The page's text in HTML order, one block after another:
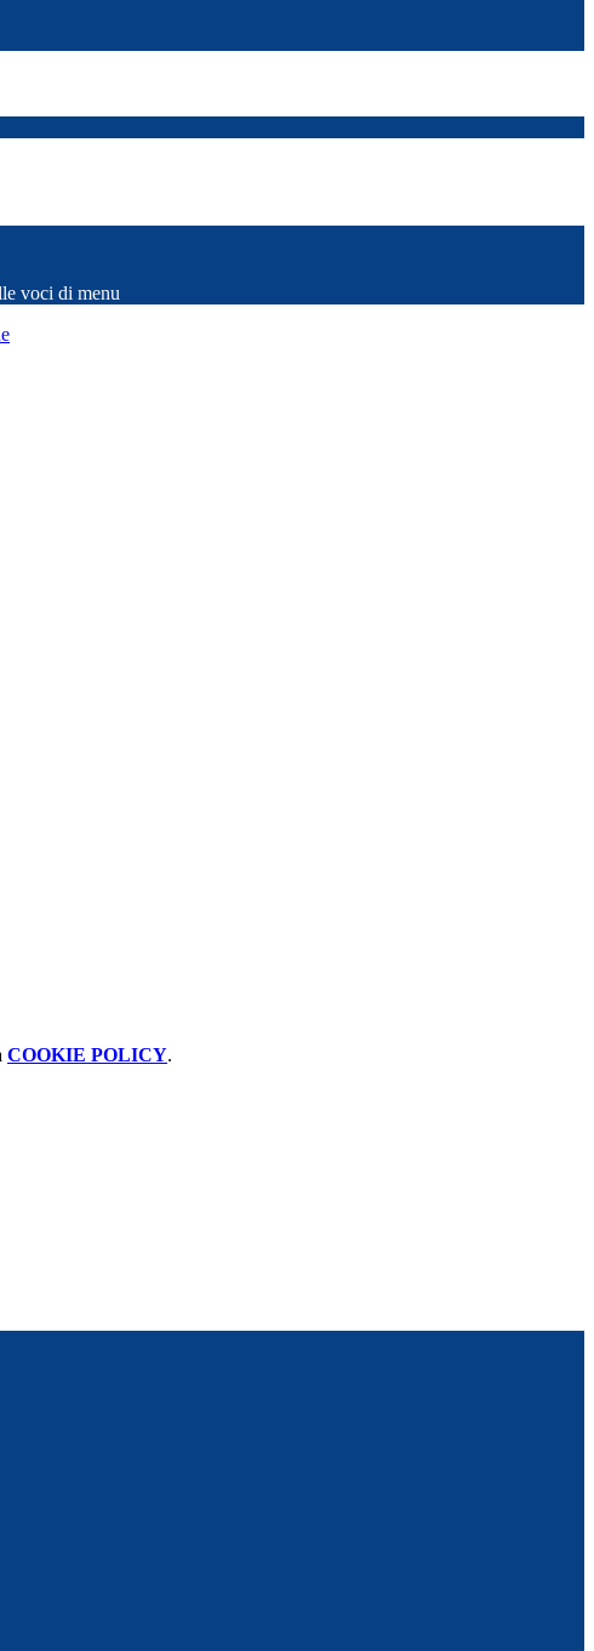
voci di menu
COOKIE POLICY.